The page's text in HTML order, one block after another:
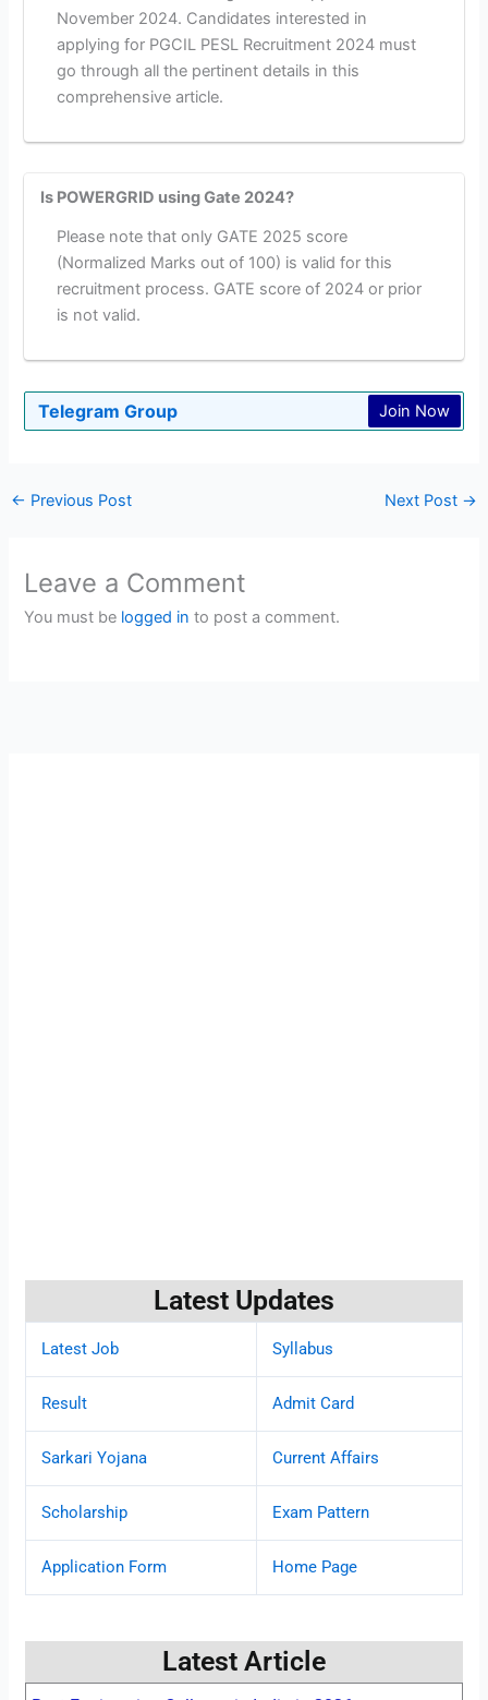
November 2024. Candidates interested in
applying for PGCIL PESL Recruitment 2024 must
go through all the pertinent details in this
comprehensive article.
Is POWERGRID using Gate 2024?
Please note that only GATE 2025 score
(Normalized Marks out of 100) is valid for this
recruitment process. GATE score of 2024 or prior
is not valid.
Telegram Group Join Now
← Previous Post Next Post →
Leave a Comment
You must be logged in to post a comment.
Latest Updates
Latest Job Syllabus
Result Admit Card
Sarkari Yojana Current Affairs
Scholarship Exam Pattern
Application Form Home Page
Latest Article